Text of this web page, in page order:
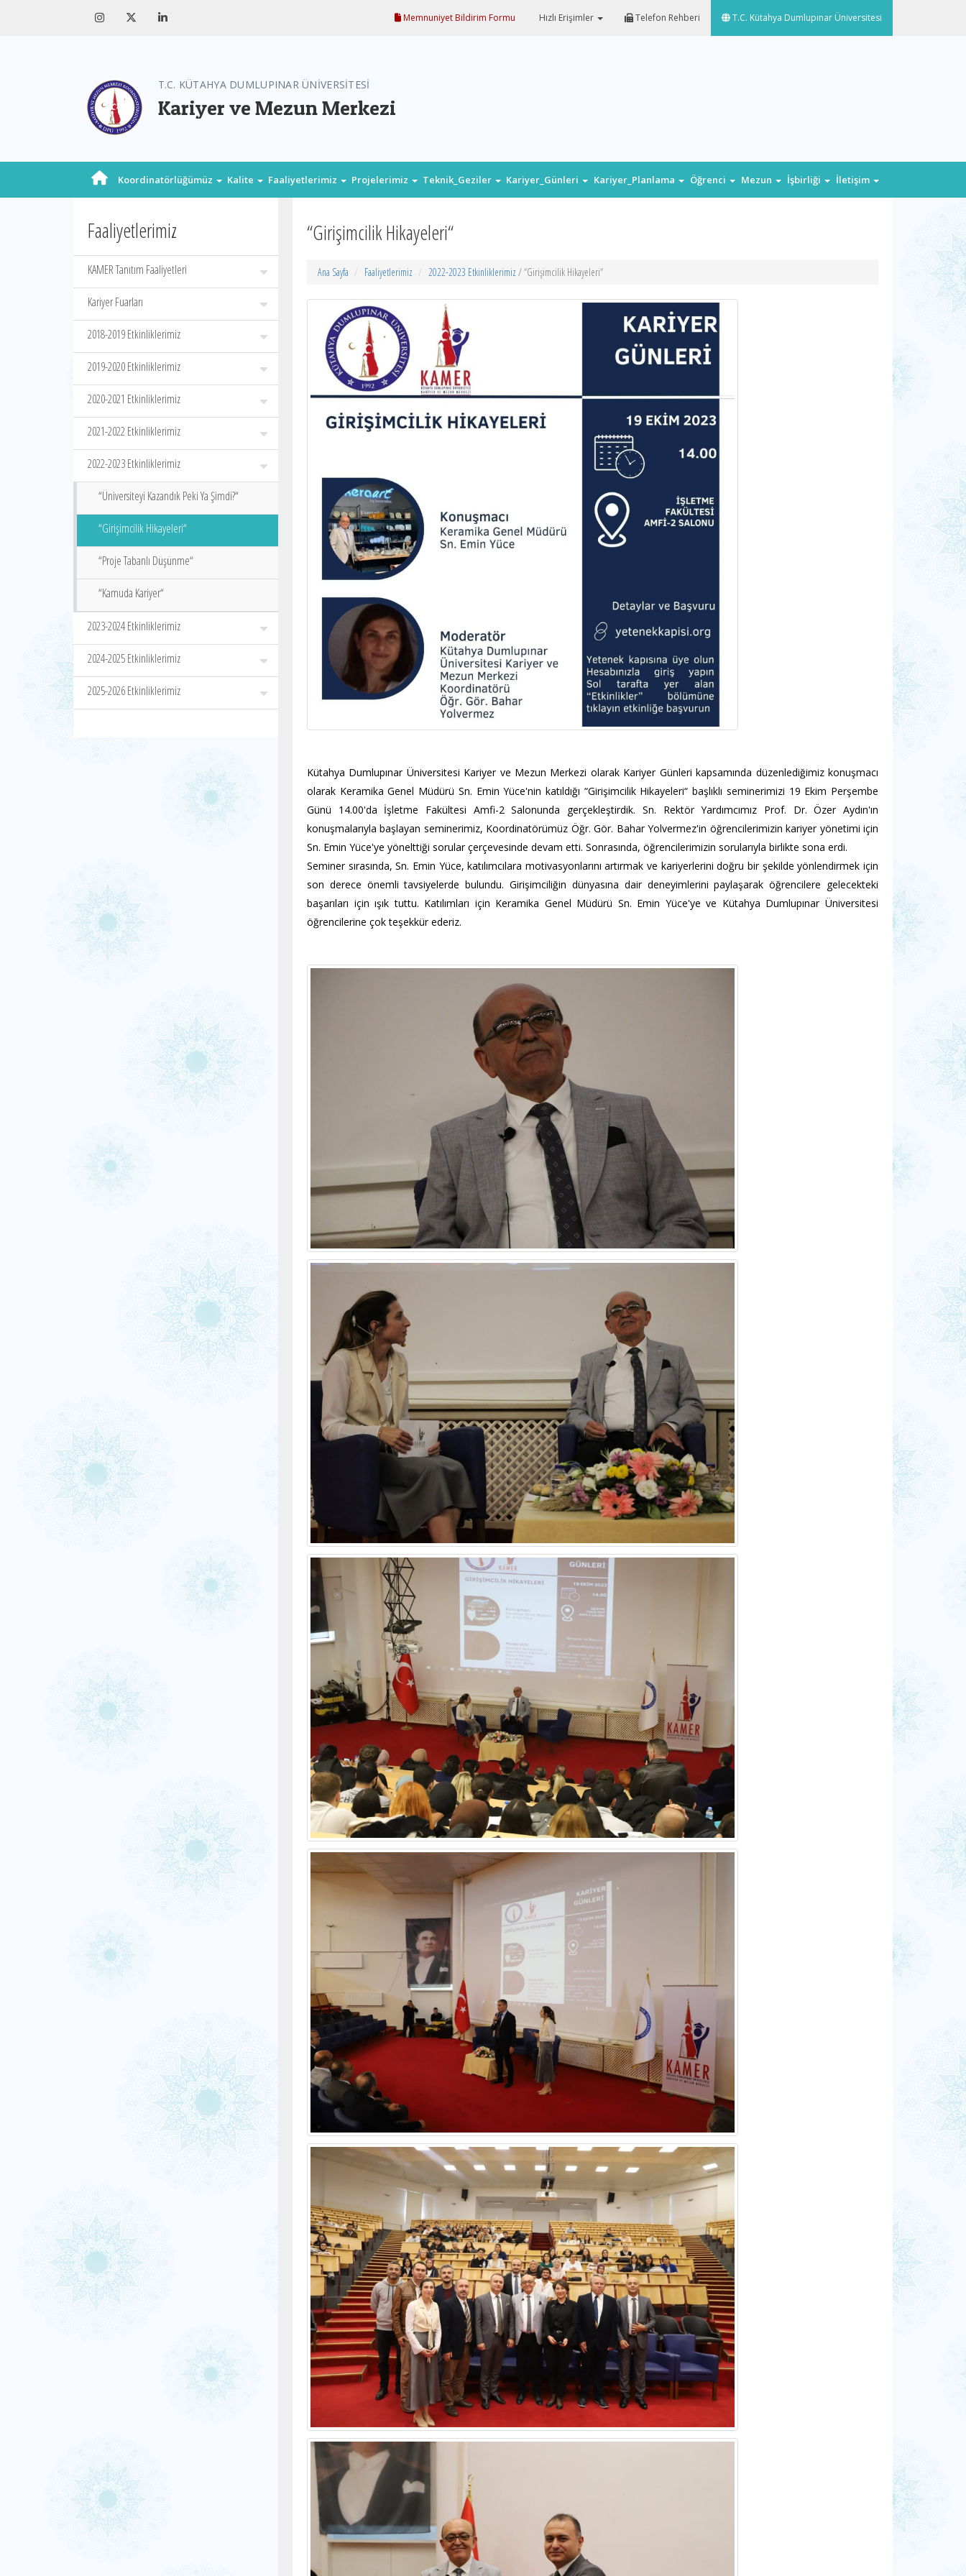
Memnuniyet Bildirim Formu Hızlı Erişimler Telefon Rehberi T.C. Kütahya Dumlupınar Üniversitesi
T.C. KÜTAHYA DUMLUPINAR ÜNİVERSİTESİ
Kariyer ve Mezun Merkezi
Koordinatörlüğümüz Kalite Faaliyetlerimiz Projelerimiz Teknik_Geziler Kariyer_Günleri Kariyer_Planlama Öğrenci Mezun İşbirliği İletişim
Faaliyetlerimiz
KAMER Tanıtım Faaliyetleri
Kariyer Fuarları
2018-2019 Etkinliklerimiz
2019-2020 Etkinliklerimiz
2020-2021 Etkinliklerimiz
2021-2022 Etkinliklerimiz
2022-2023 Etkinliklerimiz
“Üniversiteyi Kazandık Peki Ya Şimdi?“
“Girişimcilik Hikayeleri“
“Proje Tabanlı Düşünme“
“Kamuda Kariyer“
2023-2024 Etkinliklerimiz
2024-2025 Etkinliklerimiz
2025-2026 Etkinliklerimiz
“Girişimcilik Hikayeleri“
Ana Sayfa Faaliyetlerimiz 2022-2023 Etkinliklerimiz / “Girişimcilik Hikayeleri“
Kütahya Dumlupınar Üniversitesi Kariyer ve Mezun Merkezi olarak Kariyer Günleri kapsamında düzenlediğimiz konuşmacı
olarak Keramika Genel Müdürü Sn. Emin Yüce'nin katıldığı “Girişimcilik Hikayeleri“ başlıklı seminerimizi 19 Ekim Perşembe
Günü 14.00'da İşletme Fakültesi Amfi-2 Salonunda gerçekleştirdik. Sn. Rektör Yardımcımız Prof. Dr. Özer Aydın'ın
konuşmalarıyla başlayan seminerimiz, Koordinatörümüz Öğr. Gör. Bahar Yolvermez'in öğrencilerimizin kariyer yönetimi için
Sn. Emin Yüce'ye yönelttiği sorular çerçevesinde devam etti. Sonrasında, öğrencilerimizin sorularıyla birlikte sona erdi.
Seminer sırasında, Sn. Emin Yüce, katılımcılara motivasyonlarını artırmak ve kariyerlerini doğru bir şekilde yönlendirmek için
son derece önemli tavsiyelerde bulundu. Girişimciliğin dünyasına dair deneyimlerini paylaşarak öğrencilere gelecekteki
başarıları için ışık tuttu. Katılımları için Keramika Genel Müdürü Sn. Emin Yüce'ye ve Kütahya Dumlupınar Üniversitesi
öğrencilerine çok teşekkür ederiz.